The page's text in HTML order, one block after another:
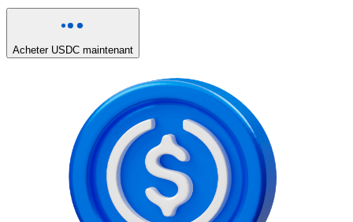
Acheter USDC maintenant